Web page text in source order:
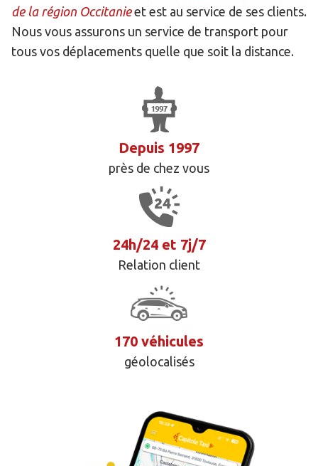
de la région Occitanieet est au service de ses clients.
Nous vous assurons un service de transport pour
tous vos déplacements quelle que soit la distance.
Depuis 1997
près de chez vous
24h/24 et 7j/7
Relation client
170 véhicules
géolocalisés